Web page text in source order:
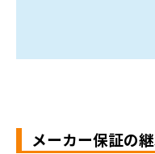
メーカー保証の